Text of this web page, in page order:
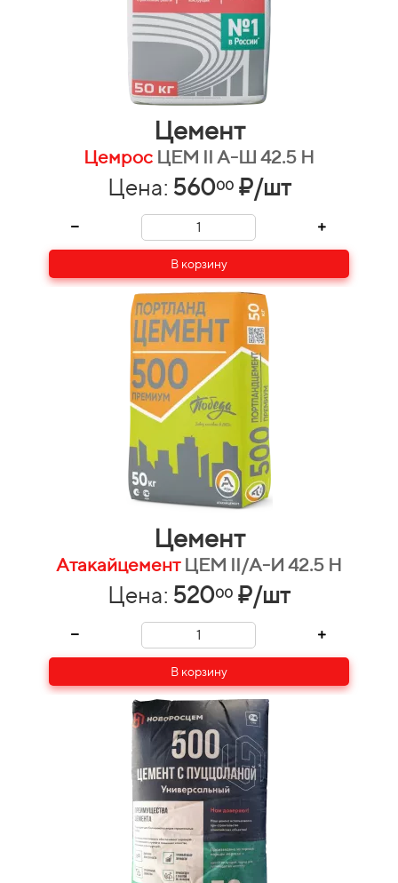
Цемент
Цемрос ЦЕМ II А-Ш 42.5 Н
Цена: 56000 ₽/шт
В корзину
Цемент
Атакайцемент ЦЕМ II/А-И 42.5 Н
Цена: 52000 ₽/шт
В корзину